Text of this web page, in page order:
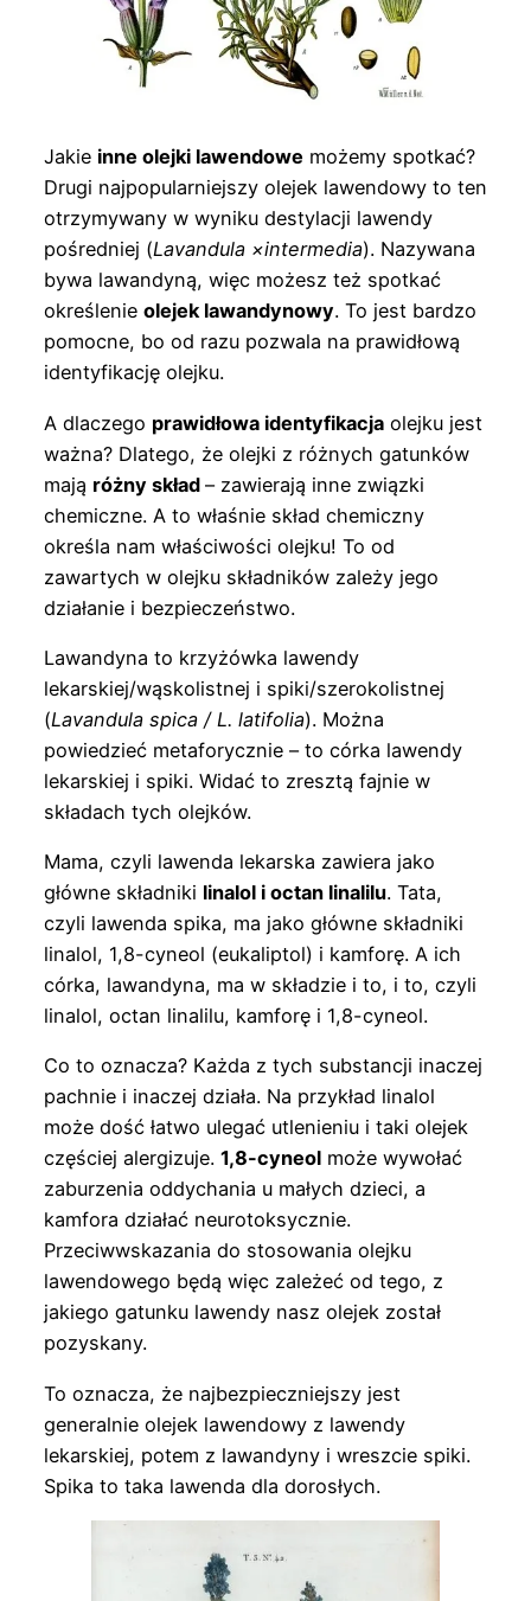
Jakie inne olejki lawendowe możemy spotkać?
Drugi najpopularniejszy olejek lawendowy to ten
otrzymywany w wyniku destylacji lawendy
pośredniej (Lavandula ×intermedia). Nazywana
bywa lawandyną, więc możesz też spotkać
określenie olejek lawandynowy. To jest bardzo
pomocne, bo od razu pozwala na prawidłową
identyfikację olejku.
A dlaczego prawidłowa identyfikacjaolejku jest
ważna? Dlatego, że olejki z różnych gatunków
mają różny skład – zawierają inne związki
chemiczne. A to właśnie skład chemiczny
określa nam właściwości olejku! To od
zawartych w olejku składników zależy jego
działanie i bezpieczeństwo.
Lawandyna to krzyżówka lawendy
lekarskiej/wąskolistnej i spiki/szerokolistnej
(Lavandula spica / L. latifolia). Można
powiedzieć metaforycznie – to córka lawendy
lekarskiej i spiki. Widać to zresztą fajnie w
składach tych olejków.
Mama, czyli lawenda lekarska zawiera jako
główne składniki linalol i octan linalilu. Tata,
czyli lawenda spika, ma jako główne składniki
linalol, 1,8-cyneol (eukaliptol) i kamforę. A ich
córka, lawandyna, ma w składzie i to, i to, czyli
linalol, octan linalilu, kamforę i 1,8-cyneol.
Co to oznacza? Każda z tych substancji inaczej
pachnie i inaczej działa. Na przykład linalol
może dość łatwo ulegać utlenieniu i taki olejek
częściej alergizuje. 1,8-cyneolmoże wywołać
zaburzenia oddychania u małych dzieci, a
kamfora działać neurotoksycznie.
Przeciwwskazania do stosowania olejku
lawendowego będą więc zależeć od tego, z
jakiego gatunku lawendy nasz olejek został
pozyskany.
To oznacza, że najbezpieczniejszy jest
generalnie olejek lawendowy z lawendy
lekarskiej, potem z lawandyny i wreszcie spiki.
Spika to taka lawenda dla dorosłych.